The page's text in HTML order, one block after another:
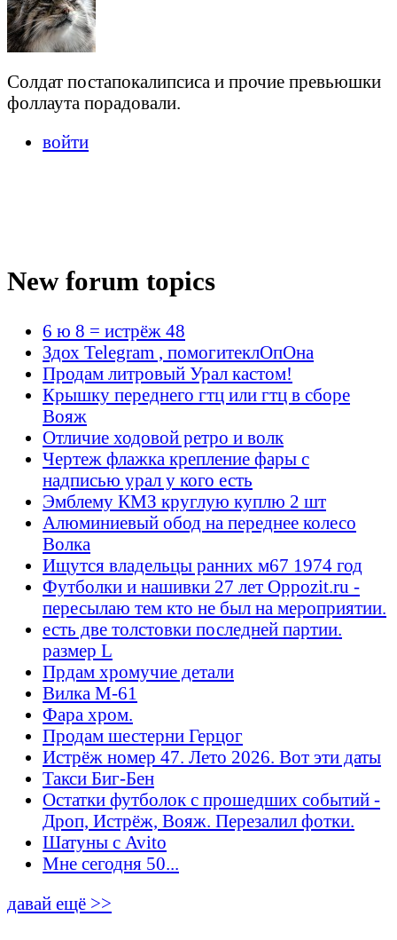
Солдат постапокалипсиса и прочие превьюшки
фоллаута порадовали.
войти
New forum topics
6 ю 8 = истрёж 48
Здох Telegram , помогитеклОпОна
Продам литровый Урал кастом!
Крышку переднего гтц или гтц в сборе
Вояж
Отличие ходовой ретро и волк
Чертеж флажка крепление фары с
надписью урал у кого есть
Эмблему КМЗ круглую куплю 2 шт
Алюминиевый обод на переднее колесо
Волка
Ищутся владельцы ранних м67 1974 год
Футболки и нашивки 27 лет Oppozit.ru -
пересылаю тем кто не был на мероприятии.
есть две толстовки последней партии.
размер L
Прдам хромучие детали
Вилка М-61
Фара хром.
Продам шестерни Герцог
Истрёж номер 47. Лето 2026. Вот эти даты
Такси Биг-Бен
Остатки футболок с прошедших событий -
Дроп, Истрёж, Вояж. Перезалил фотки.
Шатуны с Avito
Мне сегодня 50...
давай ещё >>